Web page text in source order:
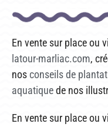
En vente sur place ou
latour-marliac.com,
nos conseils de
aquatiquede nos
En vente sur place ou